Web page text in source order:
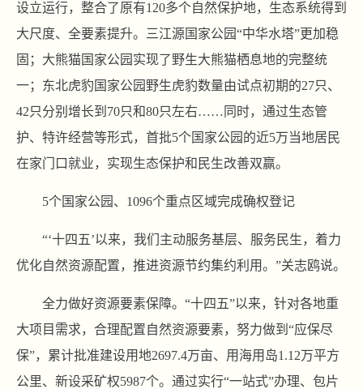
设立运行，整合了原有120多个自然保护地，生态系统得到
大尺度、全要素提升。三江源国家公园“中华水塔”更加稳
固；大熊猫国家公园实现了野生大熊猫栖息地的完整统
一；东北虎豹国家公园野生虎豹数量由试点初期的27只、
42只分别增长到70只和80只左右……同时，通过生态管
护、特许经营等形式，首批5个国家公园的近5万当地居民
在家门口就业，实现生态保护和民生改善双赢。
5个国家公园、1096个重点区域完成确权登记
“‘十四五’以来，我们主动服务基层、服务民生，着力
优化自然资源配置，推进资源节约集约利用。”关志鸥说。
全力做好资源要素保障。“十四五”以来，针对各地重
大项目需求，合理配置自然资源要素，努力做到“应保尽
保”，累计批准建设用地2697.4万亩、用海用岛1.12万平方
公里、新设采矿权5987个。通过实行“一站式”办理、包片